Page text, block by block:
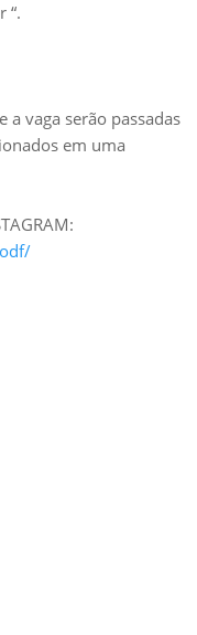
“.
a vaga serão passadas
em uma